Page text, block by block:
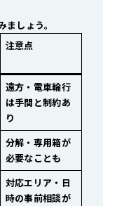
しょう。
注意点
遠方・電車輪行
は手間と制約あ
り
分解・専用箱が
必要なことも
対応エリア・日
時の事前相談が